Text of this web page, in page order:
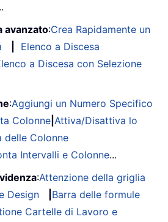
avanzato:Crea Rapidamente un
Elenco a Discesa
a Discesa con Selezione
:Aggiungi un Numero Specifico
Colonne Attiva/Disattiva lo
delle Colonne
Intervalli e Colonne...
:Attenzione della griglia
Design
Barra delle formule
Cartelle di Lavoro e